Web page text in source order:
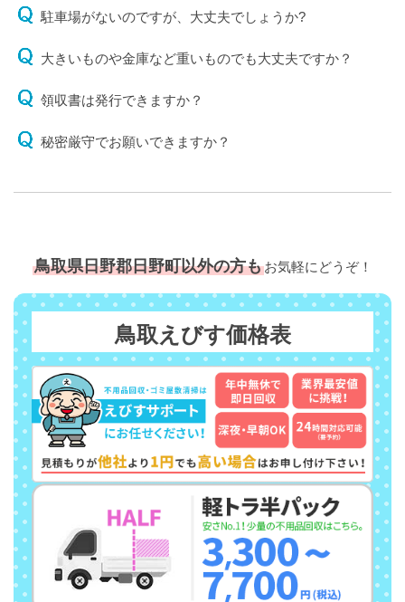
駐車場がないのですが、大丈夫でしょうか?
大きいものや金庫など重いものでも大丈夫ですか？
領収書は発行できますか？
秘密厳守でお願いできますか？
鳥取県日野郡日野町以外の方もお気軽にどうぞ！
鳥取えびす価格表